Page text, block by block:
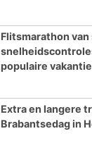
Flitsmarathon
populaire
Extra en langere
Brabantsedag in